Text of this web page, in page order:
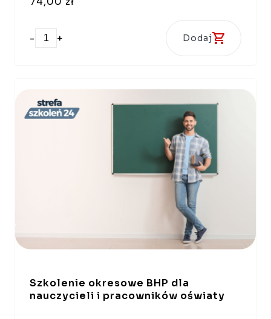
- + Dodaj
Szkolenie okresowe BHP dla
nauczycieli i pracowników oświaty